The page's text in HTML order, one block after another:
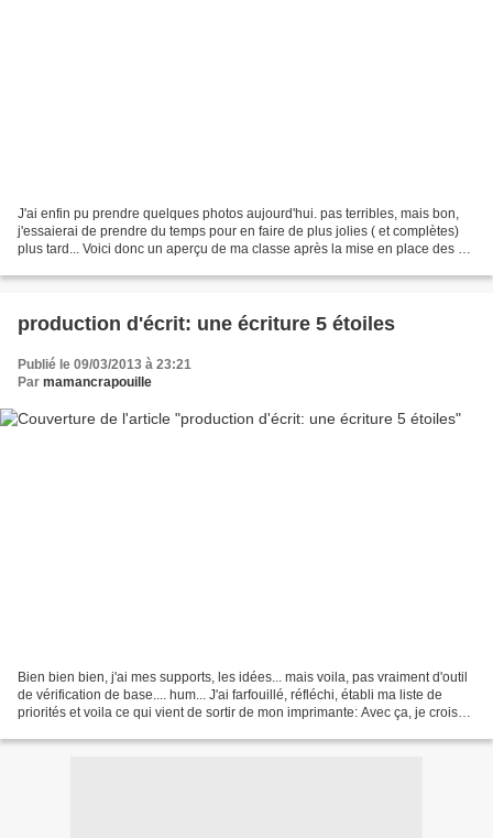
J'ai enfin pu prendre quelques photos aujourd'hui. pas terribles, mais bon,
j'essaierai de prendre du temps pour en faire de plus jolies ( et complètes)
plus tard... Voici donc un aperçu de ma classe après la mise en place des 5
production d'écrit: une écriture 5 étoiles
Publié le 09/03/2013 à 23:21
Par mamancrapouille
Bien bien bien, j'ai mes supports, les idées... mais voila, pas vraiment d'outil
de vérification de base.... hum... J'ai farfouillé, réfléchi, établi ma liste de
priorités et voila ce qui vient de sortir de mon imprimante: Avec ça, je crois